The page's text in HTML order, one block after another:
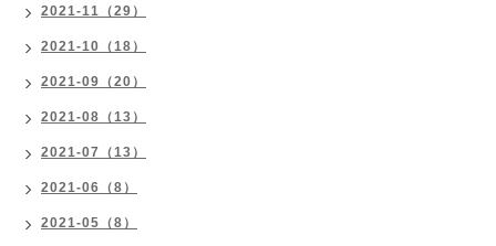
2021-11（29）
2021-10（18）
2021-09（20）
2021-08（13）
2021-07（13）
2021-06（8）
2021-05（8）